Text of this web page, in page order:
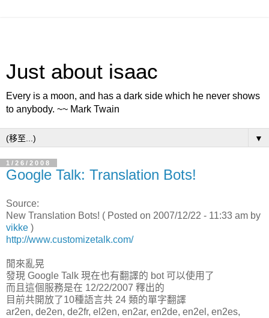
Just about isaac
Every is a moon, and has a dark side which he never shows
to anybody. ~~ Mark Twain
▼
1/26/2008
Google Talk: Translation Bots!
Source:
New Translation Bots! ( Posted on 2007/12/22 - 11:33 am by
vikke )
http://www.customizetalk.com/
閒來亂晃
發現 Google Talk 現在也有翻譯的 bot 可以使用了
而且這個服務是在 12/22/2007 釋出的
目前共開放了10種語言共 24 類的單字翻譯
ar2en, de2en, de2fr, el2en, en2ar, en2de, en2el, en2es,